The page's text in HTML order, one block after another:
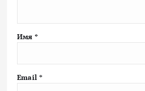
Имя *
Email *